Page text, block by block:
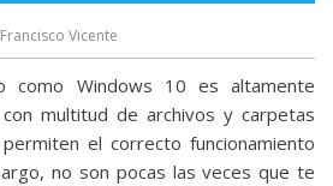
Vicente
como Windows 10 es altamente
multitud de archivos y carpetas
el correcto funcionamiento
no son pocas las veces que te